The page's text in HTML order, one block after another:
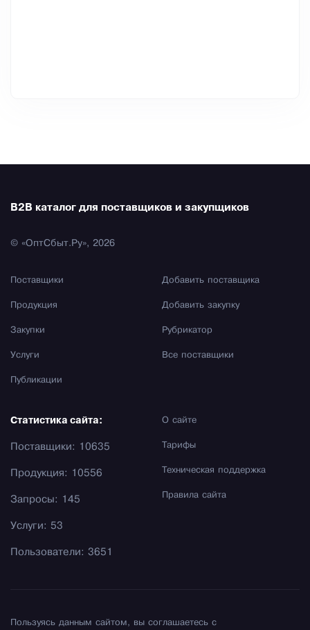
B2B каталог для поставщиков и закупщиков
© «ОптСбыт.Ру», 2026
Поставщики
Продукция
Закупки
Услуги
Публикации
Добавить поставщика
Добавить закупку
Рубрикатор
Все поставщики
О сайте
Тарифы
Техническая поддержка
Правила сайта
Статистика сайта:
Поставщики: 10635
Продукция: 10556
Запросы: 145
Услуги: 53
Пользователи: 3651
Пользуясь данным сайтом, вы соглашаетесь с